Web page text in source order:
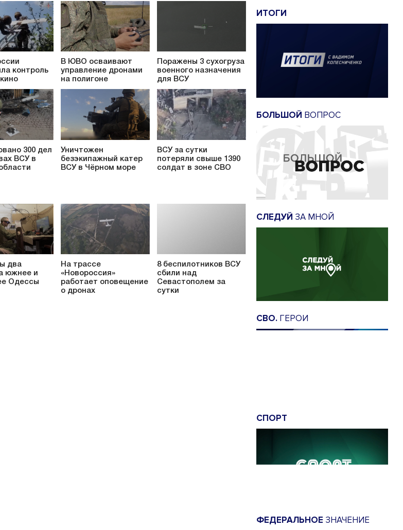
контроль
В ЮВО осваивают
управление дронами
на полигоне
Поражены 3 сухогруза
военного назначения
для ВСУ
300 дел
ВСУ в
Уничтожен
безэкипажный катер
ВСУ в Чёрном море
ВСУ за сутки
потеряли свыше 1390
солдат в зоне СВО
два
южнее и
Одессы
На трассе
«Новороссия»
работает оповещение
о дронах
8 беспилотников ВСУ
сбили над
Севастополем за
сутки
ИТОГИ
БОЛЬШОЙ ВОПРОС
СЛЕДУЙ ЗА МНОЙ
СВО. ГЕРОИ
СПОРТ
ФЕДЕРАЛЬНОЕ ЗНАЧЕНИЕ